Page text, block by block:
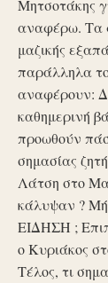
Μητσοτάκης
αναφέρω. Τα
μαζικής
παράλληλα
αναφέρουν:
καθημερινή
προωθούν
σημασίας
Λάτση στο
κάλυψαν ?
ΕΙΔΗΣΗ ;
ο Κυριάκος
Τέλος, τι